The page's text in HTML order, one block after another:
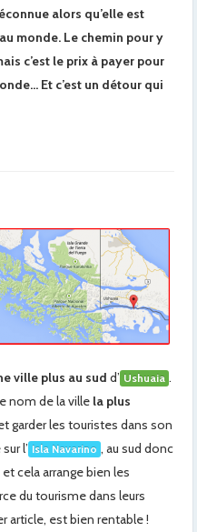
alors qu’elle est
monde. Le chemin pour y
c’est le prix à payer pour
Et c’est un détour qui
ville plus au sud d’ Ushuaia .
nom de la ville la plus
garder les touristes dans son
l’ Isla Navarino , au sud donc
cela arrange bien les
du tourisme dans leurs
article, est bien rentable !